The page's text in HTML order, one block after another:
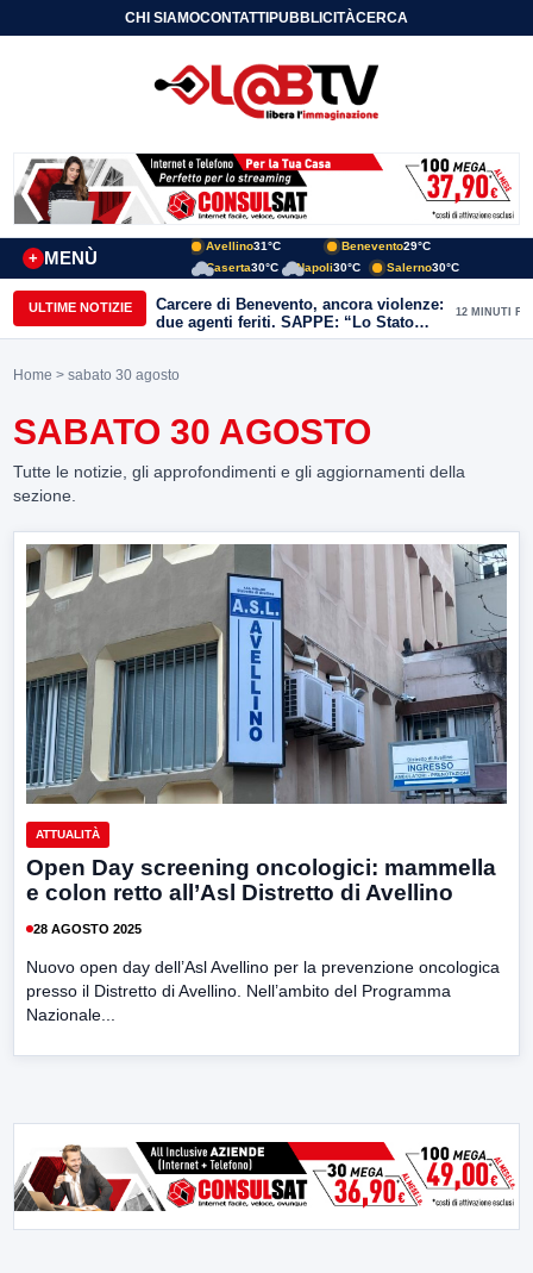
CHI SIAMOCONTATTIPUBBLICITÀCERCA
MENÙ
+
Avellino31°C Benevento29°C
Caserta30°C Napoli30°C Salerno30°C
ULTIME NOTIZIE
Carcere di Benevento, ancora violenze:
due agenti feriti. SAPPE: “Lo Stato
non può arretrare”
12 MINUTI FA
Home > sabato 30 agosto
SABATO 30 AGOSTO
Tutte le notizie, gli approfondimenti e gli aggiornamenti della
sezione.
ATTUALITÀ
Open Day screening oncologici: mammella
e colon retto all’Asl Distretto di Avellino
28 AGOSTO 2025
Nuovo open day dell’Asl Avellino per la prevenzione oncologica
presso il Distretto di Avellino. Nell’ambito del Programma
Nazionale...